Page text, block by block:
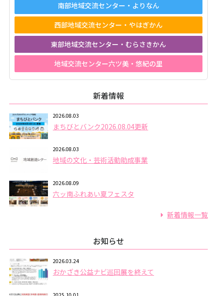
南部地域交流センター・よりなん
西部地域交流センター・やはぎかん
東部地域交流センター・むらさきかん
地域交流センター六ツ美・悠紀の里
新着情報
2026.08.03
まちびとバンク2026.08.04更新
2026.08.03
地域の文化・芸術活動助成事業
2026.08.09
六ッ南ふれあい夏フェスタ
新着情報一覧
お知らせ
2026.03.24
おかざき公益ナビ巡回展を終えて